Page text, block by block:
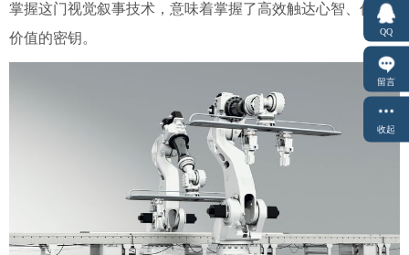
掌握这门视觉叙事技术，意味着掌握了高效触达心智、传递
价值的密钥。
QQ
留言
收起